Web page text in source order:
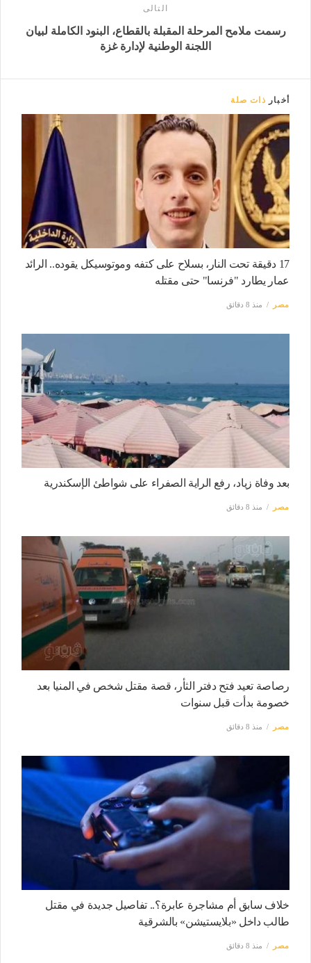
التالى
رسمت ملامح المرحلة المقبلة بالقطاع، البنود الكاملة لبيان
اللجنة الوطنية لإدارة غزة
أخبار ذات صلة
17 دقيقة تحت النار، بسلاح على كتفه وموتوسيكل يقوده.. الرائد
عمار يطارد "فرنسا" حتى مقتله
مصر منذ 8 دقائق
بعد وفاة زياد، رفع الراية الصفراء على شواطئ الإسكندرية
مصر منذ 8 دقائق
رصاصة تعيد فتح دفتر الثأر، قصة مقتل شخص في المنيا بعد
خصومة بدأت قبل سنوات
مصر منذ 8 دقائق
خلاف سابق أم مشاجرة عابرة؟.. تفاصيل جديدة في مقتل
طالب داخل «بلايستيشن» بالشرقية
مصر منذ 8 دقائق